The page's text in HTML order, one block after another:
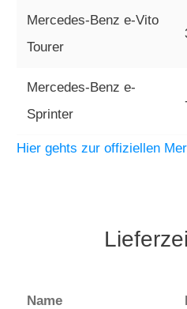
Mercedes-Benz e-Vito
Tourer
Mercedes-Benz e-
Sprinter
Hier gehts zur offiziellen
Name